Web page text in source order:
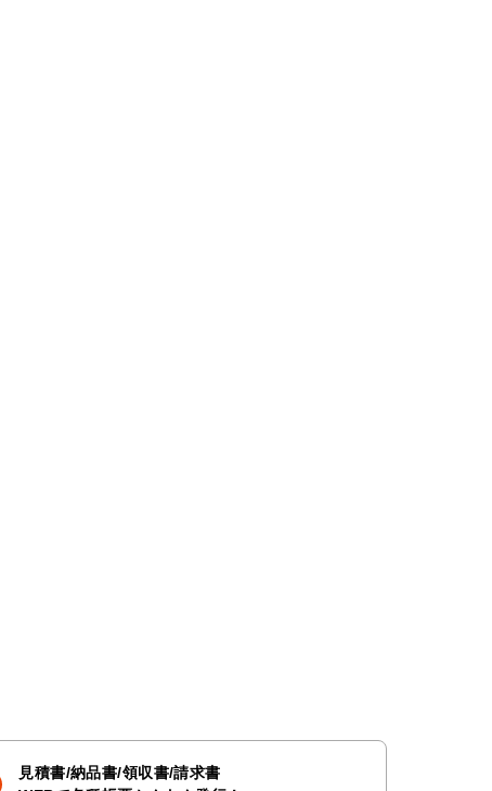
見積書/納品書/領収書/請求書